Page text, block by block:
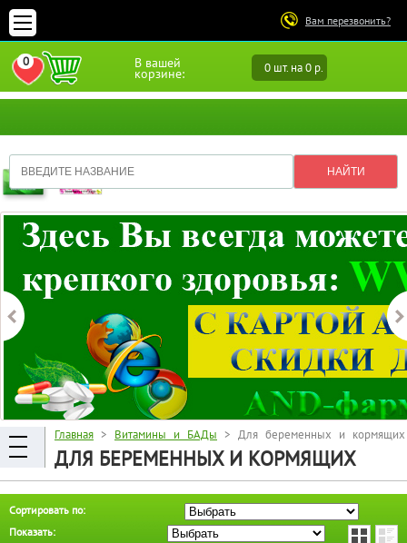
Вам перезвонить?
В вашей
корзине: 0 шт. на 0 р.
0
ПЕРЕЙТИ В ИЗБРАННОЕ
Главная > Витамины и БАДы > Для беременных и кормящих
ДЛЯ БЕРЕМЕННЫХ И КОРМЯЩИХ
Сортировать по:
Показать: